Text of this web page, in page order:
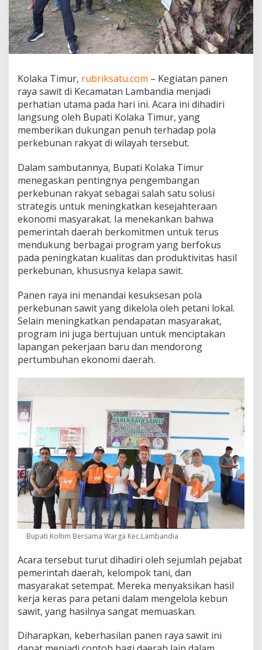
m
a
t
a
n
m
b
a
n
d
i
a
K
o
l
a
k
a
T
i
m
u
r
D
i
h
a
d
i
i
B
p
a
n
M
e
d
a
p
a
u
k
u
n
g
a
P
Kolaka Timur, rubriksatu.com – Kegiatan panen
raya sawit di Kecamatan Lambandia menjadi
perhatian utama pada hari ini. Acara ini dihadiri
langsung oleh Bupati Kolaka Timur, yang
memberikan dukungan penuh terhadap pola
perkebunan rakyat di wilayah tersebut.
Dalam sambutannya, Bupati Kolaka Timur
menegaskan pentingnya pengembangan
perkebunan rakyat sebagai salah satu solusi
strategis untuk meningkatkan kesejahteraan
ekonomi masyarakat. Ia menekankan bahwa
pemerintah daerah berkomitmen untuk terus
mendukung berbagai program yang berfokus
pada peningkatan kualitas dan produktivitas hasil
perkebunan, khususnya kelapa sawit.
Panen raya ini menandai kesuksesan pola
perkebunan sawit yang dikelola oleh petani lokal.
Selain meningkatkan pendapatan masyarakat,
program ini juga bertujuan untuk menciptakan
lapangan pekerjaan baru dan mendorong
pertumbuhan ekonomi daerah.
Bupati Koltim Bersama Warga Kec.Lambandia
Acara tersebut turut dihadiri oleh sejumlah pejabat
pemerintah daerah, kelompok tani, dan
masyarakat setempat. Mereka menyaksikan hasil
kerja keras para petani dalam mengelola kebun
sawit, yang hasilnya sangat memuaskan.
Diharapkan, keberhasilan panen raya sawit ini